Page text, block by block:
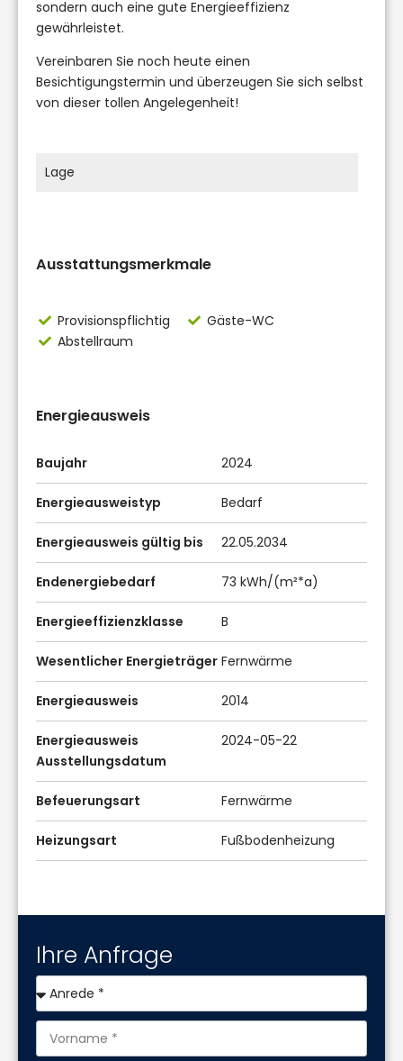
sondern auch eine gute Energieeffizienz
gewährleistet.
Vereinbaren Sie noch heute einen
Besichtigungstermin und überzeugen Sie sich selbst
von dieser tollen Angelegenheit!
Lage
Ausstattungsmerkmale
Provisionspflichtig
Gäste-WC
Abstellraum
Energieausweis
Baujahr 2024
Energieausweistyp Bedarf
Energieausweis gültig bis 22.05.2034
Endenergiebedarf 73 kWh/(m²*a)
Energieeffizienzklasse B
Wesentlicher Energieträger Fernwärme
Energieausweis 2014
Energieausweis
Ausstellungsdatum
2024-05-22
Befeuerungsart Fernwärme
Heizungsart Fußbodenheizung
Ihre Anfrage